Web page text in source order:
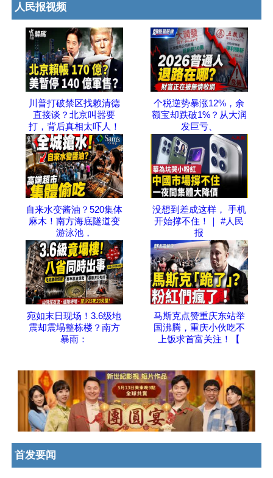
人民报视频
川普打破禁区找赖清德
直接谈？北京叫嚣要
打，背后真相太吓人！
个税逆势暴涨12%，余
额宝却跌破1%？从大润
发巨亏、
自来水变酱油？520集体
麻木！南方海底隧道变
游泳池，
没想到差成这样， 手机
开始撑不住！｜ #人民
报
宛如末日现场！3.6级地
震却震塌整栋楼？南方
暴雨：
马斯克点赞重庆东站举
国沸腾，重庆小伙吃不
上饭求首富关注！【
首发要闻